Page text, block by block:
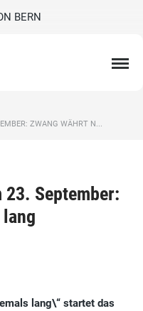
BERN
ZWANG WÄHRT N...
September:
lang\“ startet das